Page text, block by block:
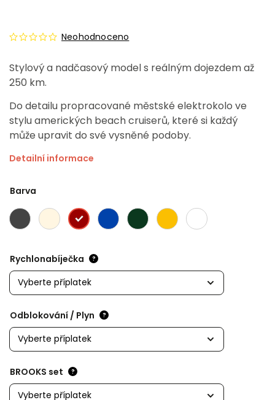
Neohodnoceno
Stylový a nadčasový model s reálným dojezdem až
250 km.
Do detailu propracované městské elektrokolo ve
stylu amerických beach cruiserů, které si každý
může upravit do své vysněné podoby.
Detailní informace
Barva
Rychlonabíječka ?
Odblokování / Plyn ?
BROOKS set ?